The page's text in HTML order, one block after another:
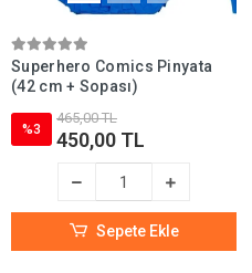
Superhero Comics Pinyata
(42 cm + Sopası)
%3
465,00 TL
450,00 TL
Sepete Ekle